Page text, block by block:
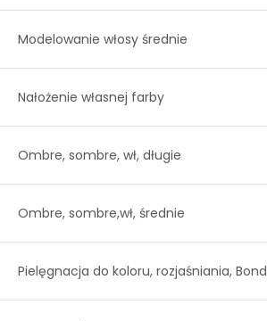
Modelowanie włosy średnie
Nałożenie własnej farby
Ombre, sombre, wł, długie
Ombre, sombre,wł, średnie
Pielęgnacja do koloru, rozjaśniania, Bond